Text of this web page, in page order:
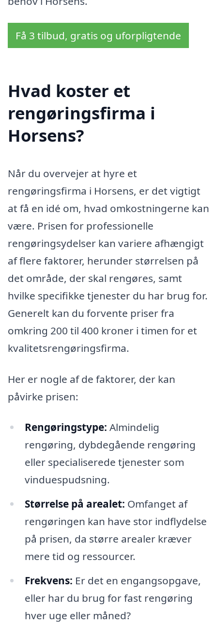
Få 3 tilbud, gratis og uforpligtende
Hvad koster et
rengøringsfirma i
Horsens?
Når du overvejer at hyre et
rengøringsfirma i Horsens, er det vigtigt
at få en idé om, hvad omkostningerne kan
være. Prisen for professionelle
rengøringsydelser kan variere afhængigt
af flere faktorer, herunder størrelsen på
det område, der skal rengøres, samt
hvilke specifikke tjenester du har brug for.
Generelt kan du forvente priser fra
omkring 200 til 400 kroner i timen for et
kvalitetsrengøringsfirma.
Her er nogle af de faktorer, der kan
påvirke prisen:
Rengøringstype: Almindelig
rengøring, dybdegående rengøring
eller specialiserede tjenester som
vinduespudsning.
Størrelse på arealet: Omfanget af
rengøringen kan have stor indflydelse
på prisen, da større arealer kræver
mere tid og ressourcer.
Frekvens: Er det en engangsopgave,
eller har du brug for fast rengøring
hver uge eller måned?